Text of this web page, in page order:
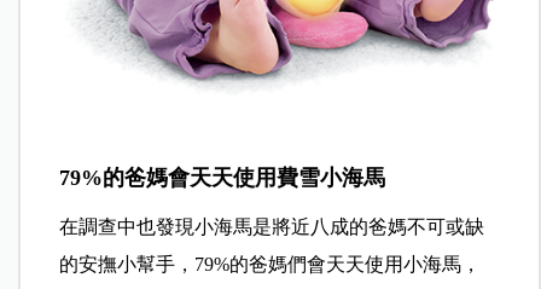
79%的爸媽會天天使用費雪小海馬
在調查中也發現小海馬是將近八成的爸媽不可或缺
的安撫小幫手，79%的爸媽們會天天使用小海馬，